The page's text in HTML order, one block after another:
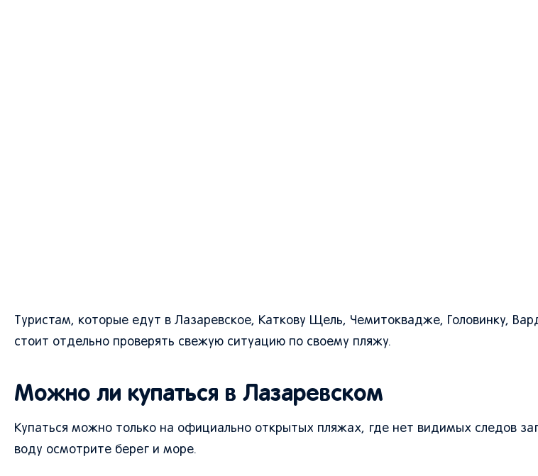
Туристам, которые едут в Лазаревское, Каткову Щель, Чемитоквадже, Головинку,
стоит отдельно проверять свежую ситуацию по своему пляжу.
Можно ли купаться в Лазаревском
Купаться можно только на официально открытых пляжах, где нет видимых следов
воду осмотрите берег и море.